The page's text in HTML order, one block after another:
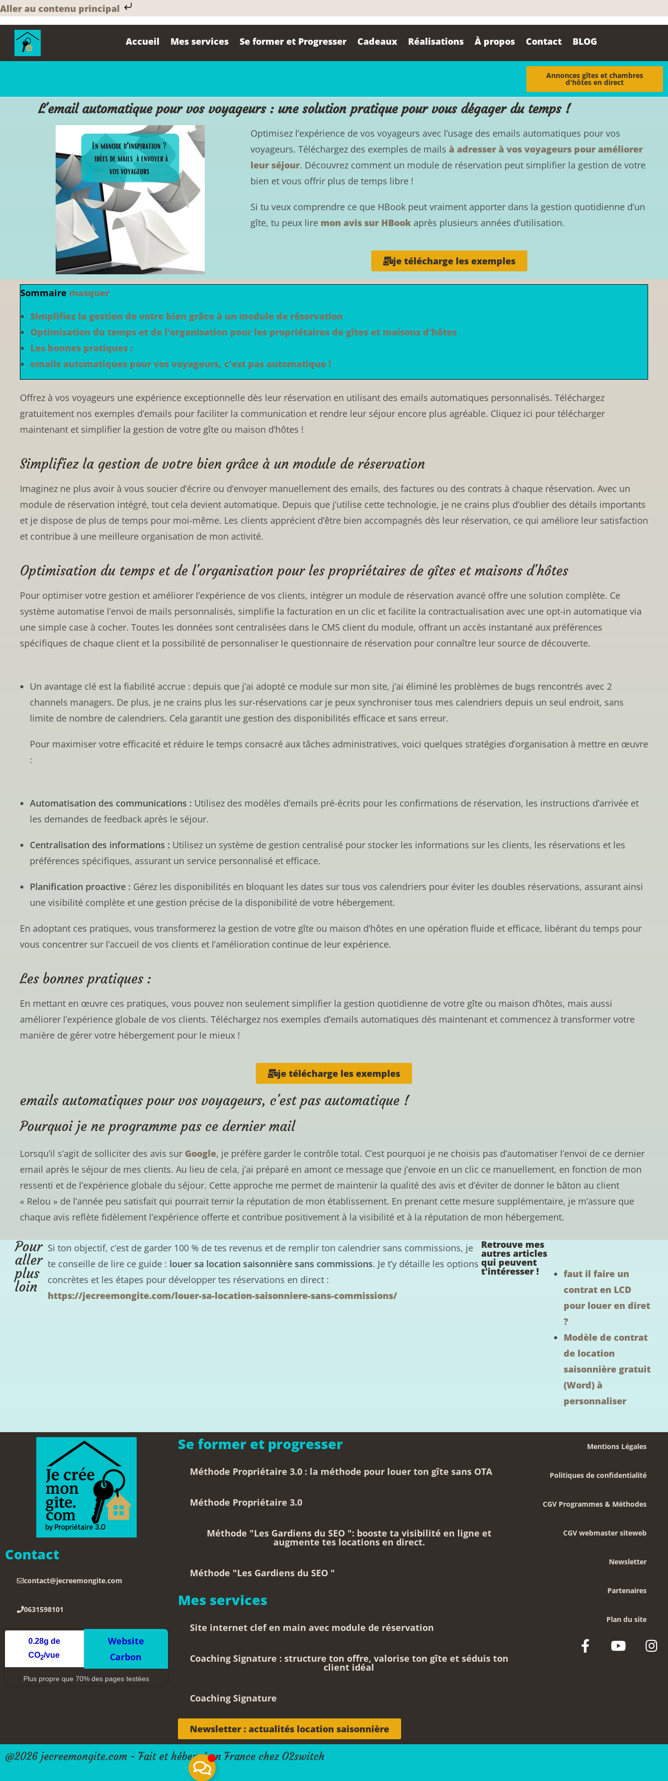
Aller au contenu principal
Accueil Mes services Se former et Progresser Cadeaux Réalisations À propos Contact BLOG
Annonces gîtes et chambres
d'hôtes en direct
L'email automatique pour vos voyageurs : une solution pratique pour vous dégager du temps !
Optimisez l’expérience de vos voyageurs avec l’usage des emails automatiques pour vos
voyageurs. Téléchargez des exemples de mailsà adresser à vos voyageurs pour améliorer
leur séjour. Découvrez comment un module de réservation peut simplifier la gestion de votre
bien et vous offrir plus de temps libre !
Si tu veux comprendre ce que HBook peut vraiment apporter dans la gestion quotidienne d’un
gîte, tu peux lire mon avis sur HBook après plusieurs années d’utilisation.
je télécharge les exemples
Sommaire masquer
Simplifiez la gestion de votre bien grâce à un module de réservation
Optimisation du temps et de l'organisation pour les propriétaires de gîtes et maisons d'hôtes
Les bonnes pratiques :
emails automatiques pour vos voyageurs, c'est pas automatique !
Offrez à vos voyageurs une expérience exceptionnelle dès leur réservation en utilisant des emails automatiques personnalisés. Téléchargez
gratuitement nos exemples d’emails pour faciliter la communication et rendre leur séjour encore plus agréable. Cliquez ici pour télécharger
maintenant et simplifier la gestion de votre gîte ou maison d’hôtes !
Simplifiez la gestion de votre bien grâce à un module de réservation
Imaginez ne plus avoir à vous soucier d’écrire ou d’envoyer manuellement des emails, des factures ou des contrats à chaque réservation. Avec un
module de réservation intégré, tout cela devient automatique. Depuis que j’utilise cette technologie, je ne crains plus d’oublier des détails importants
et je dispose de plus de temps pour moi-même. Les clients apprécient d’être bien accompagnés dès leur réservation, ce qui améliore leur satisfaction
et contribue à une meilleure organisation de mon activité.
Optimisation du temps et de l'organisation pour les propriétaires de gîtes et maisons d'hôtes
Pour optimiser votre gestion et améliorer l’expérience de vos clients, intégrer un module de réservation avancé offre une solution complète. Ce
système automatise l’envoi de mails personnalisés, simplifie la facturation en un clic et facilite la contractualisation avec une opt-in automatique via
une simple case à cocher. Toutes les données sont centralisées dans le CMS client du module, offrant un accès instantané aux préférences
spécifiques de chaque client et la possibilité de personnaliser le questionnaire de réservation pour connaître leur source de découverte.
Un avantage clé est la fiabilité accrue : depuis que j’ai adopté ce module sur mon site, j’ai éliminé les problèmes de bugs rencontrés avec 2
channels managers. De plus, je ne crains plus les sur-réservations car je peux synchroniser tous mes calendriers depuis un seul endroit, sans
limite de nombre de calendriers. Cela garantit une gestion des disponibilités efficace et sans erreur.
Pour maximiser votre efficacité et réduire le temps consacré aux tâches administratives, voici quelques stratégies d’organisation à mettre en œuvre
:
Automatisation des communications : Utilisez des modèles d’emails pré-écrits pour les confirmations de réservation, les instructions d’arrivée et
les demandes de feedback après le séjour.
Centralisation des informations : Utilisez un système de gestion centralisé pour stocker les informations sur les clients, les réservations et les
préférences spécifiques, assurant un service personnalisé et efficace.
Planification proactive : Gérez les disponibilités en bloquant les dates sur tous vos calendriers pour éviter les doubles réservations, assurant ainsi
une visibilité complète et une gestion précise de la disponibilité de votre hébergement.
En adoptant ces pratiques, vous transformerez la gestion de votre gîte ou maison d’hôtes en une opération fluide et efficace, libérant du temps pour
vous concentrer sur l’accueil de vos clients et l’amélioration continue de leur expérience.
Les bonnes pratiques :
En mettant en œuvre ces pratiques, vous pouvez non seulement simplifier la gestion quotidienne de votre gîte ou maison d’hôtes, mais aussi
améliorer l’expérience globale de vos clients. Téléchargez nos exemples d’emails automatiques dès maintenant et commencez à transformer votre
manière de gérer votre hébergement pour le mieux !
je télécharge les exemples
emails automatiques pour vos voyageurs, c'est pas automatique !
Pourquoi je ne programme pas ce dernier mail
Lorsqu’il s’agit de solliciter des avis sur Google, je préfère garder le contrôle total. C’est pourquoi je ne choisis pas d’automatiser l’envoi de ce dernier
email après le séjour de mes clients. Au lieu de cela, j’ai préparé en amont ce message que j’envoie en un clic ce manuellement, en fonction de mon
ressenti et de l’expérience globale du séjour. Cette approche me permet de maintenir la qualité des avis et d’éviter de donner le bâton au client
« Relou » de l’année peu satisfait qui pourrait ternir la réputation de mon établissement. En prenant cette mesure supplémentaire, je m’assure que
chaque avis reflète fidèlement l’expérience offerte et contribue positivement à la visibilité et à la réputation de mon hébergement.
Pour
aller
plus
loin
Si ton objectif, c’est de garder 100 % de tes revenus et de remplir ton calendrier sans commissions, je
te conseille de lire ce guide : louer sa location saisonnière sans commissions. Je t’y détaille les options
concrètes et les étapes pour développer tes réservations en direct :
https://jecreemongite.com/louer-sa-location-saisonniere-sans-commissions/
Retrouve mes
autres articles
qui peuvent
t'intéresser !
faut il faire un
contrat en LCD
pour louer en diret
?
Modèle de contrat
de location
saisonnière gratuit
(Word) à
personnaliser
Contact
contact@jecreemongite.com
0631598101
0.28g de
CO2/vue
Website
Carbon
Plus propre que 70% des pages testées
Se former et progresser
Méthode Propriétaire 3.0 : la méthode pour louer ton gîte sans OTA
Méthode Propriétaire 3.0
Méthode "Les Gardiens du SEO ": booste ta visibilité en ligne et
augmente tes locations en direct.
Méthode "Les Gardiens du SEO "
Mes services
Site internet clef en main avec module de réservation
Coaching Signature : structure ton offre, valorise ton gîte et séduis ton
client idéal
Coaching Signature
Newsletter : actualités location saisonnière
Mentions Légales
Politiques de confidentialité
CGV Programmes & Méthodes
CGV webmaster siteweb
Newsletter
Partenaires
Plan du site
@2026 jecreemongite.com - Fait et hébergé en France chez O2switch